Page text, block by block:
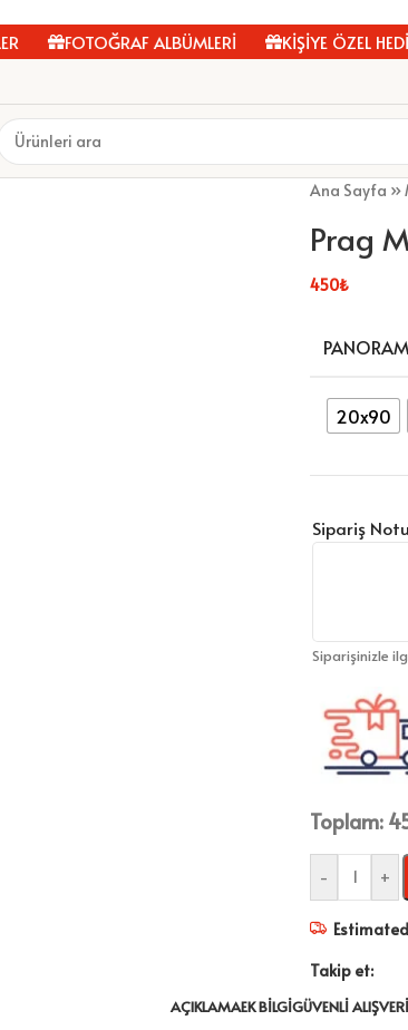
FOTOĞRAF ALBÜMLERİ KİŞİYE ÖZEL
Ana Sayfa »
Prag
450₺
20x90
Sipariş
Siparişinizle
Toplam:
- +
Takip et:
AÇIKLAMAEK BILGIGÜVENLI